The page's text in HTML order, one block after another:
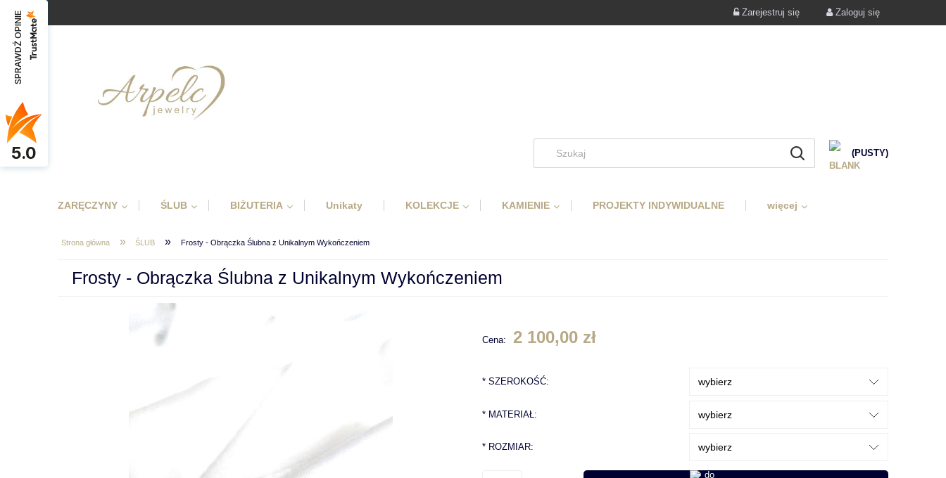
Zarejestruj się Zaloguj się
(PUSTY)
ZARĘCZYNY ŚLUB BIŻUTERIA Unikaty KOLEKCJE KAMIENIE PROJEKTY INDYWIDUALNE więcej
Strona główna » ŚLUB » Frosty - Obrączka Ślubna z Unikalnym Wykończeniem
Frosty - Obrączka Ślubna z Unikalnym Wykończeniem
Cena: 2 100,00 zł
*SZEROKOŚĆ:
*MATERIAŁ:
*ROZMIAR:
SPRAWDŹ OPINIE
5.0